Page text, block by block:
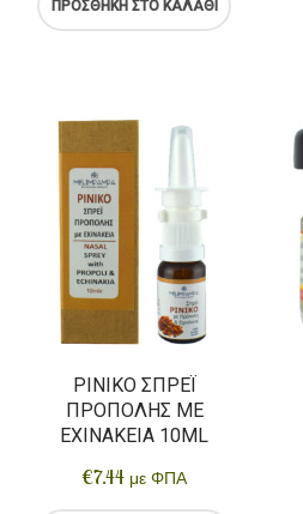
Αρτοσκευάσματα
ΠΡΟΣΘΉΚΗ ΣΤΟ ΚΑΛΆΘΙ
ΡΙΝΙΚΌ ΣΠΡΈΙ
ΠΡΌΠΟΛΗΣ ΜΕ
ΕΧΙΝΆΚΕΙΑ 10ML
€7.44 με ΦΠΑ